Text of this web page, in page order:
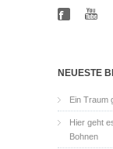
NEUESTE
Ein Traum
Hier geht
Bohnen